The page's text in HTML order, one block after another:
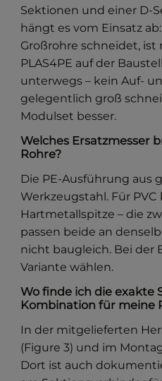
Sektionen und einer D-
hängt es vom Einsatz
Großrohre schneidet,
PLAS4PE auf der
unterwegs – kein Auf-
gelegentlich groß
Modulset besser.
Welches Ersatzmesser
Rohre?
Die PE-Ausführung aus
Werkzeugstahl. Für
Hartmetallspitze – die
passen beide an
nicht baugleich. Bei der
Variante wählen.
Wo finde ich die exakte
Kombination für meine
In der mitgelieferten
(Figure 3) und im
Dort ist auch